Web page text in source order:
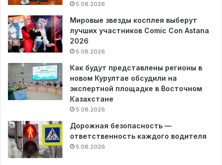
5.08.2026
Мировые звезды косплея выберут
лучших участников Comic Con Astana
2026
5.08.2026
Как будут представлены регионы в
новом Курултае обсудили на
экспертной площадке в Восточном
Казахстане
5.08.2026
Дорожная безопасность —
ответственность каждого водителя
5.08.2026